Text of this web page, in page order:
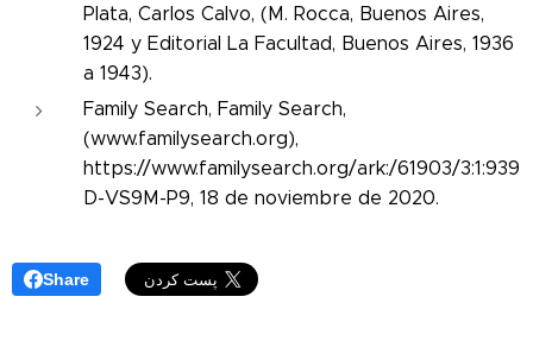
Plata, Carlos Calvo, (M. Rocca, Buenos Aires,
1924 y Editorial La Facultad, Buenos Aires, 1936
a 1943).
Family Search, Family Search,
(www.familysearch.org),
https://www.familysearch.org/ark:/61903/3:1:939
D-VS9M-P9, 18 de noviembre de 2020.
Share